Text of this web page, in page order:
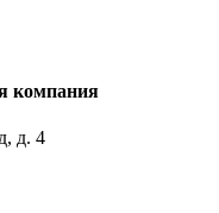
компания
д. 4